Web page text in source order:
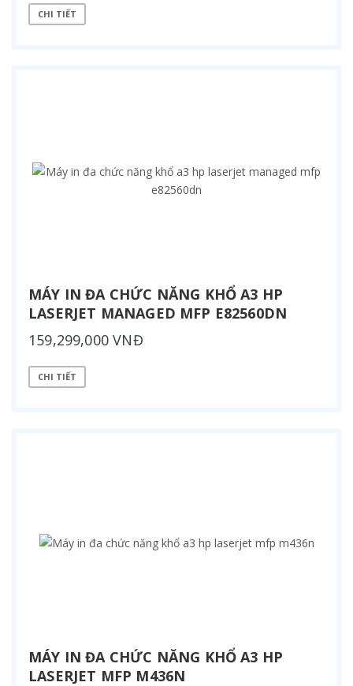
CHI TIẾT
MÁY IN ĐA CHỨC NĂNG KHỔ A3 HP
LASERJET MANAGED MFP E82560DN
159,299,000 VNĐ
CHI TIẾT
MÁY IN ĐA CHỨC NĂNG KHỔ A3 HP
LASERJET MFP M436N